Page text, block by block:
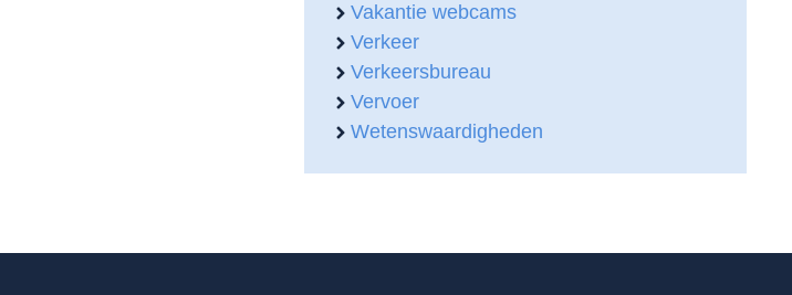
Vakantie webcams
Verkeer
Verkeersbureau
Vervoer
Wetenswaardigheden